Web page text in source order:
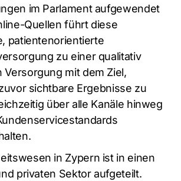
im Parlament aufgewendet
Quellen führt diese
patientenorientierte
zu einer qualitativ
mit dem Ziel,
sichtbare Ergebnisse zu
über alle Kanäle hinweg
in Zypern ist in einen
privaten Sektor aufgeteilt.